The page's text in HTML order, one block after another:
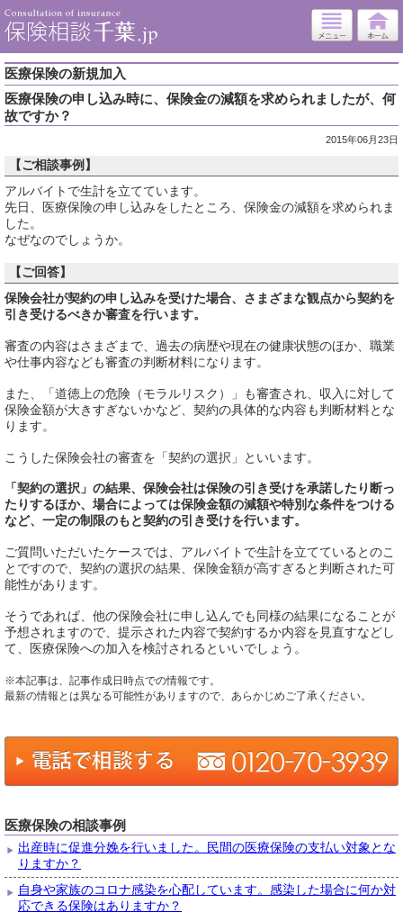
医療保険の新規加入
医療保険の申し込み時に、保険金の減額を求められましたが、何
故ですか？
2015年06月23日
【ご相談事例】
アルバイトで生計を立てています。
先日、医療保険の申し込みをしたところ、保険金の減額を求められま
した。
なぜなのでしょうか。
【ご回答】
保険会社が契約の申し込みを受けた場合、さまざまな観点から契約を
引き受けるべきか審査を行います。
審査の内容はさまざまで、過去の病歴や現在の健康状態のほか、職業
や仕事内容なども審査の判断材料になります。
また、「道徳上の危険（モラルリスク）」も審査され、収入に対して
保険金額が大きすぎないかなど、契約の具体的な内容も判断材料とな
ります。
こうした保険会社の審査を「契約の選択」といいます。
「契約の選択」の結果、保険会社は保険の引き受けを承諾したり断っ
たりするほか、場合によっては保険金額の減額や特別な条件をつける
など、一定の制限のもと契約の引き受けを行います。
ご質問いただいたケースでは、アルバイトで生計を立てているとのこ
とですので、契約の選択の結果、保険金額が高すぎると判断された可
能性があります。
そうであれば、他の保険会社に申し込んでも同様の結果になることが
予想されますので、提示された内容で契約するか内容を見直すなどし
て、医療保険への加入を検討されるといいでしょう。
※本記事は、記事作成日時点での情報です。
最新の情報とは異なる可能性がありますので、あらかじめご了承ください。
医療保険の相談事例
出産時に促進分娩を行いました。民間の医療保険の支払い対象とな
りますか？
自身や家族のコロナ感染を心配しています。感染した場合に何か対
応できる保険はありますか？